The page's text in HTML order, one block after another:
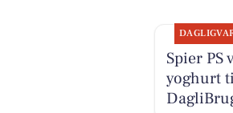
Spier
yoghurt